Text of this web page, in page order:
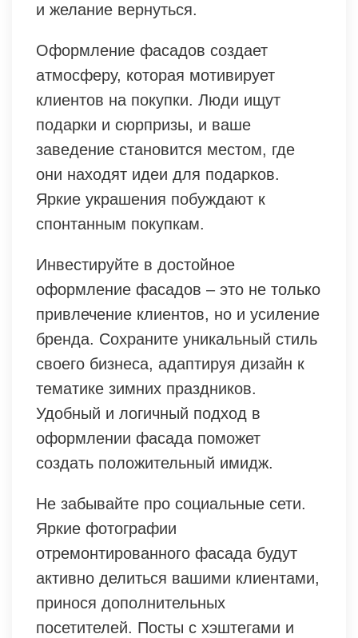
и желание вернуться.
Оформление фасадов создает
атмосферу, которая мотивирует
клиентов на покупки. Люди ищут
подарки и сюрпризы, и ваше
заведение становится местом, где
они находят идеи для подарков.
Яркие украшения побуждают к
спонтанным покупкам.
Инвестируйте в достойное
оформление фасадов – это не только
привлечение клиентов, но и усиление
бренда. Сохраните уникальный стиль
своего бизнеса, адаптируя дизайн к
тематике зимних праздников.
Удобный и логичный подход в
оформлении фасада поможет
создать положительный имидж.
Не забывайте про социальные сети.
Яркие фотографии
отремонтированного фасада будут
активно делиться вашими клиентами,
принося дополнительных
посетителей. Посты с хэштегами и